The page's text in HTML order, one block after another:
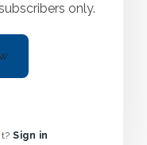
only.
Sign in